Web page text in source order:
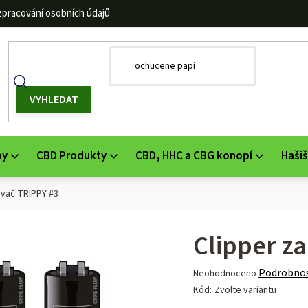
osobních údajů
CBD Produkty CBD, HHC a CBG konopí Hašiš
TRIPPY #3
Clipper
Průměrné
hodnocení
Neohodnoceno
Kód: Zvolte variantu